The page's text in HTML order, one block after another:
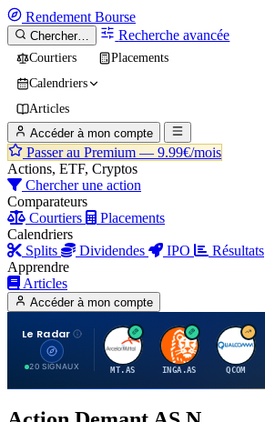
Rendement Bourse
Chercher… Recherche avancée
Courtiers
Placements
Calendriers
Articles
Accéder à mon compte
Passer au Premium — 9.99€/mois
Actions, ETF, Cryptos
Chercher une action
Comparateurs
Courtiers
Placements
Calendriers
Splits
Dividendes IPO
Résultats
Apprendre
Articles
Accéder à mon compte
Le Radar
20 SIGNAUX
A
MT.AS
I
INGA.AS
Q
QCOM